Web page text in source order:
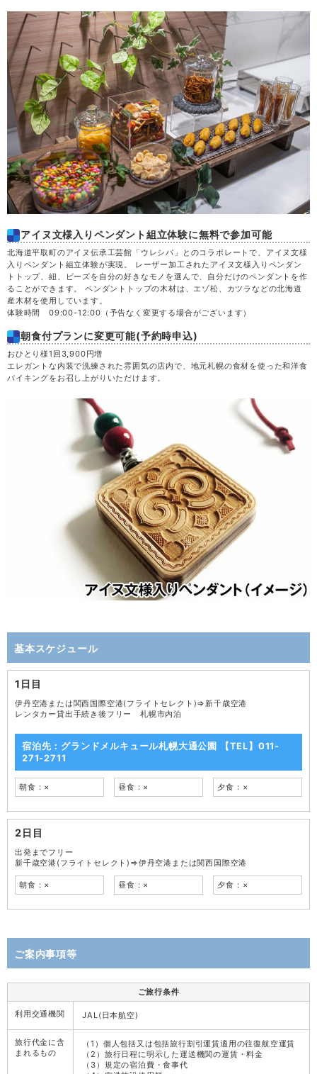
アイヌ文様入りペンダント組立体験に無料で参加可能
北海道平取町のアイヌ伝承工芸館「ウレシパ」とのコラボレートで、アイヌ文様
入りペンダント組立体験が実現。 レーザー加工されたアイヌ文様入りペンダン
トトップ、紐、ビーズを自分の好きなモノを選んで、自分だけのペンダントを作
ることができます。 ペンダントトップの木材は、エゾ松、カツラなどの北海道
産木材を使用しています。
体験時間 09:00-12:00（予告なく変更する場合がございます）
朝食付プランに変更可能(予約時申込)
おひとり様1回3,900円増
エレガントな内装で洗練された雰囲気の店内で、地元札幌の食材を使った和洋食
バイキングをお召し上がりいただけます。
基本スケジュール
1日目
伊丹空港または関西国際空港(フライトセレクト)⇒新千歳空港
レンタカー貸出手続き後フリー 札幌市内泊
宿泊先：グランドメルキュール札幌大通公園 【TEL】011-
271-2711
朝食：× 昼食：× 夕食：×
2日目
出発までフリー
新千歳空港(フライトセレクト)⇒伊丹空港または関西国際空港
朝食：× 昼食：× 夕食：×
ご案内事項等
ご旅行条件
利用交通機関 JAL(日本航空)
旅行代金に含
まれるもの
（1）個人包括又は包括旅行割引運賃適用の往復航空運賃
（2）旅行日程に明示した運送機関の運賃・料金
（3）規定の宿泊費・食事代